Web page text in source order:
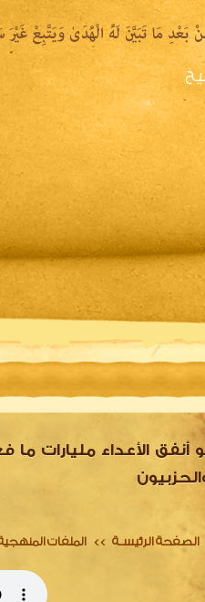
الشيخ المكتبة
أنفق الأعداء مليارات
الصفحة الرئيسـة >> الملفات